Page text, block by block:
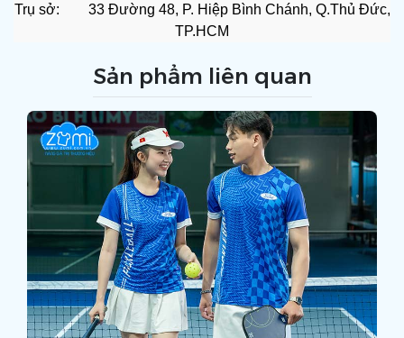
Trụ sở: 33 Đường 48, P. Hiệp Bình Chánh, Q.Thủ Đức,
TP.HCM
Sản phẩm liên quan